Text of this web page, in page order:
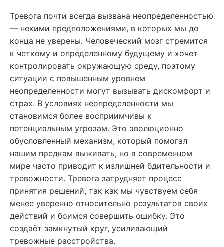
Тревога почти всегда вызвана неопределенностью
— некими предположениями, в которых мы до
конца не уверены. Человеческий мозг стремится
к четкому и определенному будущему и хочет
контролировать окружающую среду, поэтому
ситуации с повышенным уровнем
неопределенности могут вызывать дискомфорт и
страх. В условиях неопределенности мы
становимся более восприимчивы к
потенциальным угрозам. Это эволюционно
обусловленный механизм, который помогал
нашим предкам выживать, но в современном
мире часто приводит к излишней бдительности и
тревожности. Тревога затрудняет процесс
принятия решений, так как мы чувствуем себя
менее уверенно относительно результатов своих
действий и боимся совершить ошибку. Это
создаёт замкнутый круг, усиливающий
тревожные расстройства.